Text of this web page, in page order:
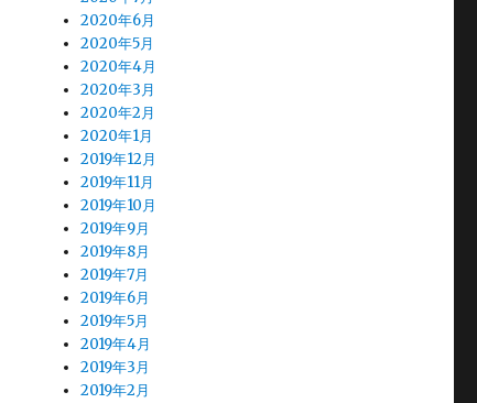
2020年6月
2020年5月
2020年4月
2020年3月
2020年2月
2020年1月
2019年12月
2019年11月
2019年10月
2019年9月
2019年8月
2019年7月
2019年6月
2019年5月
2019年4月
2019年3月
2019年2月